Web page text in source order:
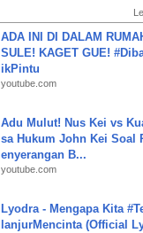
ADA INI DI DALAM
SULE! KAGET GUE!
ikPintu
youtube.com
Adu Mulut! Nus Kei vs
sa Hukum John Kei Soal
enyerangan B...
youtube.com
Lyodra - Mengapa Kita
lanjurMencinta (Official